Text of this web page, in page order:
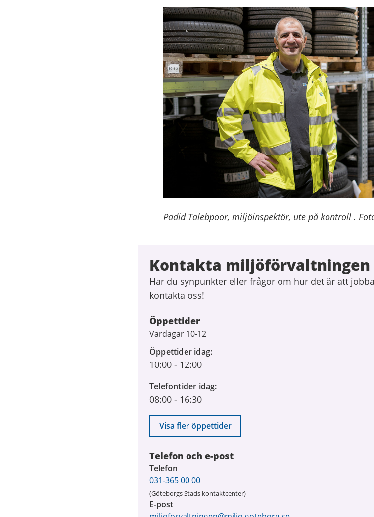
Padid Talebpoor, miljöinspektör, ute på kontroll .
Kontakta miljöförvaltningen
Har du synpunkter eller frågor om hur det är att
kontakta oss!
Öppettider
Vardagar 10-12
Öppettider idag
10:00 - 12:00
Telefontider idag
08:00 - 16:30
Visa fler öppettider
Telefon och e-post
Telefon
031-365 00 00
(Göteborgs Stads kontaktcenter)
E-post